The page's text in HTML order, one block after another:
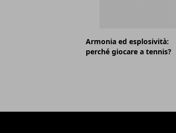
Armonia ed esplosività:
perché giocare a tennis?